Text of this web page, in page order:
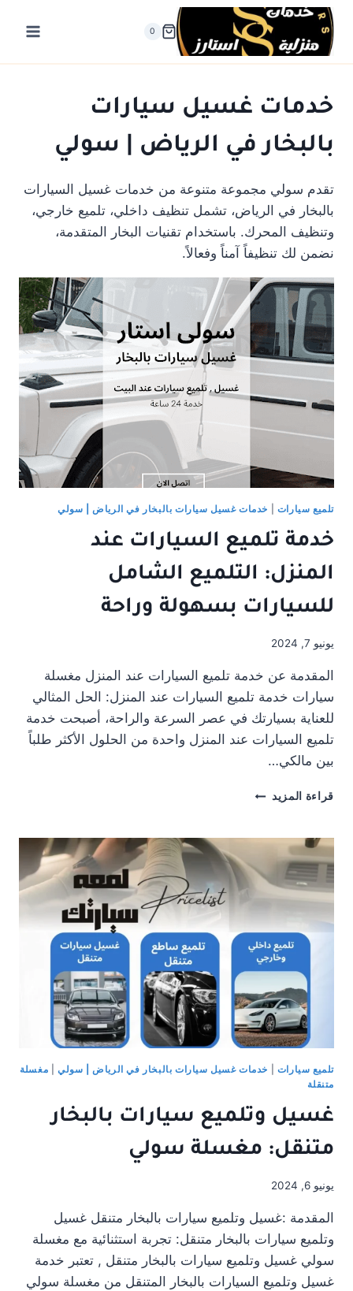
التجاوز
المحتوى
0
خدمات غسيل سيارات
بالبخار في الرياض | سولي
تقدم سولي مجموعة متنوعة من خدمات غسيل السيارات
بالبخار في الرياض، تشمل تنظيف داخلي، تلميع خارجي،
وتنظيف المحرك. باستخدام تقنيات البخار المتقدمة،
نضمن لك تنظيفاً آمناً وفعالاً.
تلميع سيارات خدمات غسيل سيارات بالبخار في الرياض | سولي
خدمة تلميع السيارات عند
المنزل: التلميع الشامل
للسيارات بسهولة وراحة
يونيو 7, 2024
المقدمة عن خدمة تلميع السيارات عند المنزل مغسلة
سيارات خدمة تلميع السيارات عند المنزل: الحل المثالي
للعناية بسيارتك في عصر السرعة والراحة، أصبحت خدمة
تلميع السيارات عند المنزل واحدة من الحلول الأكثر طلباً
بين مالكي…
قراءة المزيد خدمة
عند
المنزل:
التلميع
الشامل
للسيارات
وراحة
تلميع سيارات خدمات غسيل سيارات بالبخار في الرياض | سولي| مغسلة
متنقلة
غسيل وتلميع سيارات بالبخار
متنقل: مغسلة سولي
يونيو 6, 2024
المقدمة :غسيل وتلميع سيارات بالبخار متنقل غسيل
وتلميع سيارات بالبخار متنقل: تجربة استثنائية مع مغسلة
سولي غسيل وتلميع سيارات بالبخار متنقل , تعتبر خدمة
غسيل وتلميع السيارات بالبخار المتنقل من مغسلة سولي